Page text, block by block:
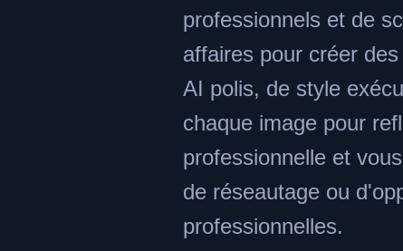
professionnels et de
affaires pour créer
AI polis, de style
chaque image pour
professionnelle et
de réseautage ou
professionnelles.